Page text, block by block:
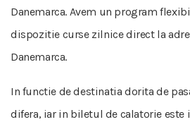
Danemarca. Avem un program
dispozitie curse zilnice direct la
Danemarca.
In functie de destinatia dorita de
difera, iar in biletul de calatorie este